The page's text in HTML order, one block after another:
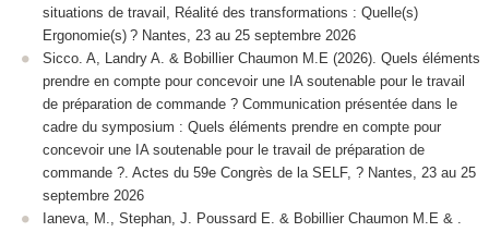
situations de travail, Réalité des transformations : Quelle(s)
Ergonomie(s) ? Nantes, 23 au 25 septembre 2026
Sicco. A, Landry A. & Bobillier Chaumon M.E (2026). Quels éléments
prendre en compte pour concevoir une IA soutenable pour le travail
de préparation de commande ? Communication présentée dans le
cadre du symposium : Quels éléments prendre en compte pour
concevoir une IA soutenable pour le travail de préparation de
commande ?. Actes du 59e Congrès de la SELF, ? Nantes, 23 au 25
septembre 2026
Ianeva, M., Stephan, J. Poussard E. & Bobillier Chaumon M.E & .